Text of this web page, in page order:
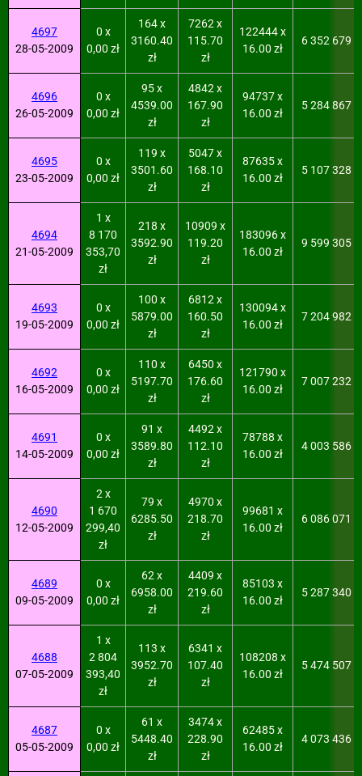
4697
28-05-2009
0 x
0,00 zł
164 x
3160.40
zł
7262 x
115.70
zł
122444 x
16.00 zł
6 352 679
4696
26-05-2009
0 x
0,00 zł
95 x
4539.00
zł
4842 x
167.90
zł
94737 x
16.00 zł
5 284 867
4695
23-05-2009
0 x
0,00 zł
119 x
3501.60
zł
5047 x
168.10
zł
87635 x
16.00 zł
5 107 328
4694
21-05-2009
1 x
8 170
353,70
zł
218 x
3592.90
zł
10909 x
119.20
zł
183096 x
16.00 zł
9 599 305
4693
19-05-2009
0 x
0,00 zł
100 x
5879.00
zł
6812 x
160.50
zł
130094 x
16.00 zł
7 204 982
4692
16-05-2009
0 x
0,00 zł
110 x
5197.70
zł
6450 x
176.60
zł
121790 x
16.00 zł
7 007 232
4691
14-05-2009
0 x
0,00 zł
91 x
3589.80
zł
4492 x
112.10
zł
78788 x
16.00 zł
4 003 586
4690
12-05-2009
2 x
1 670
299,40
zł
79 x
6285.50
zł
4970 x
218.70
zł
99681 x
16.00 zł
6 086 071
4689
09-05-2009
0 x
0,00 zł
62 x
6958.00
zł
4409 x
219.60
zł
85103 x
16.00 zł
5 287 340
4688
07-05-2009
1 x
2 804
393,40
zł
113 x
3952.70
zł
6341 x
107.40
zł
108208 x
16.00 zł
5 474 507
4687
05-05-2009
0 x
0,00 zł
61 x
5448.40
zł
3474 x
228.90
zł
62485 x
16.00 zł
4 073 436